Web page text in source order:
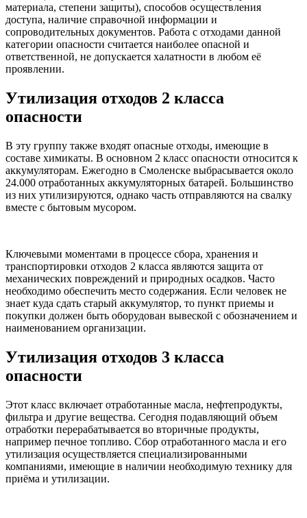
материала, степени защиты), способов осуществления
доступа, наличие справочной информации и
сопроводительных документов. Работа с отходами данной
категории опасности считается наиболее опасной и
ответственной, не допускается халатности в любом её
проявлении.
Утилизация отходов 2 класса
опасности
В эту группу также входят опасные отходы, имеющие в
составе химикаты. В основном 2 класс опасности относится к
аккумуляторам. Ежегодно в Смоленске выбрасывается около
24.000 отработанных аккумуляторных батарей. Большинство
из них утилизируются, однако часть отправляются на свалку
вместе с бытовым мусором.
Ключевыми моментами в процессе сбора, хранения и
транспортировки отходов 2 класса являются защита от
механических повреждений и природных осадков. Часто
необходимо обеспечить место содержания. Если человек не
знает куда сдать старый аккумулятор, то пункт приемы и
покупки должен быть оборудован вывеской с обозначением и
наименованием организации.
Утилизация отходов 3 класса
опасности
Этот класс включает отработанные масла, нефтепродукты,
фильтра и другие вещества. Сегодня подавляющий объем
отработки перерабатывается во вторичные продукты,
например печное топливо. Сбор отработанного масла и его
утилизация осуществляется специализированными
компаниями, имеющие в наличии необходимую технику для
приёма и утилизации.